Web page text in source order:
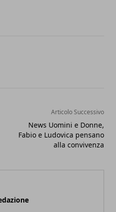
Articolo Successivo
News Uomini e Donne,
Fabio e Ludovica pensano
alla convivenza